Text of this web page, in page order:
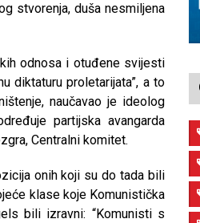
stvorenja, duša nesmiljena
odnosa i otuđene svijesti
diktaturu proletarijata”, a to
naučavao je ideolog
partijska avangarda
Centralni komitet.
onih koji su do tada bili
klase koje Komunistička
bili izravni: “Komunisti s